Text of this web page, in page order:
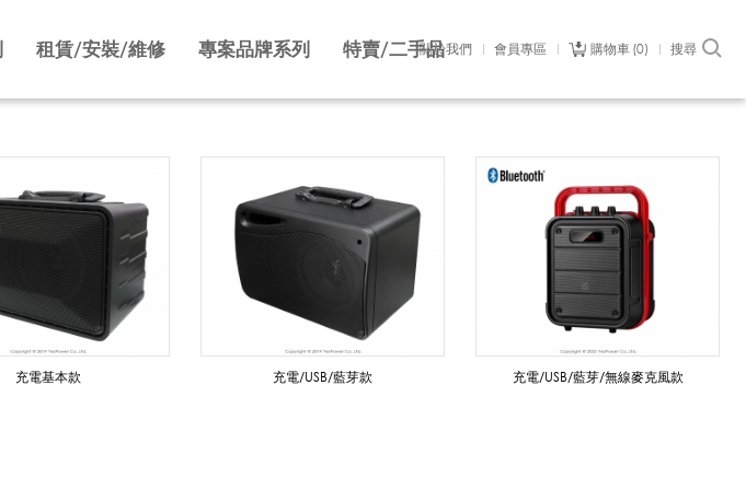
關於我們 會員專區 購物車 0 搜尋
租賃/安裝/維修 專案品牌系列 特賣/二手品
充電基本款 充電/USB/藍芽款 充電/USB/藍芽/無線麥克風款